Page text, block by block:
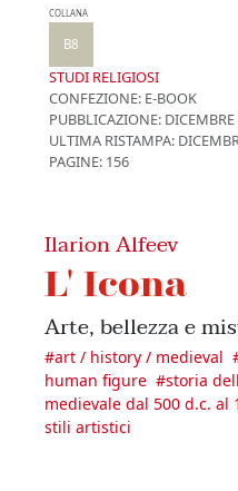
COLLANA
B8
STUDI RELIGIOSI
CONFEZIONE: E-BOOK
PUBBLICAZIONE:
ULTIMA RISTAMPA:
PAGINE: 156
Ilarion Alfeev
L' Icona
Arte, bellezza e
#art / history / medieval
human figure #storia
medievale dal 500 d.c. al
stili artistici